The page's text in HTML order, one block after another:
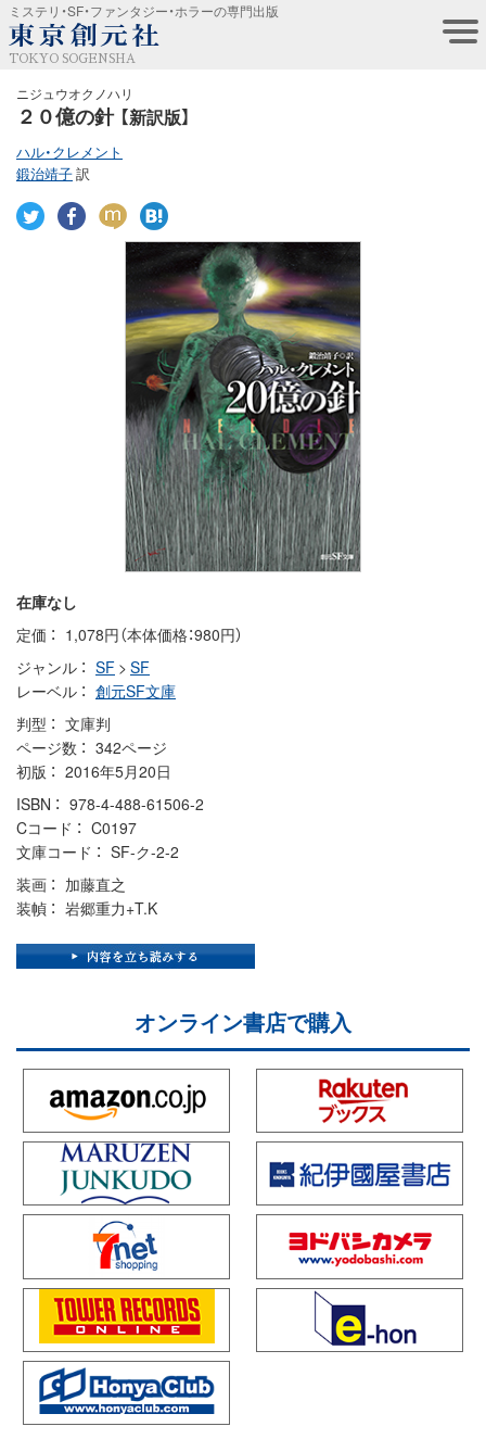
ミステリ・SF・ファンタジー・ホラーの専門出版
TOKYO SOGENSHA
ニジュウオクノハリ
２０億の針 【新訳版】
ハル・クレメント
鍛治靖子訳
在庫なし
定価
1,078円（本体価格：980円）
ジャンル
SF > SF
レーベル
創元SF文庫
判型
文庫判
ページ数
342ページ
初版
2016年5月20日
ISBN
978-4-488-61506-2
Cコード
C0197
文庫コード
SF-ク-2-2
装画
加藤直之
装幀
岩郷重力+T.K
オンライン書店で購入